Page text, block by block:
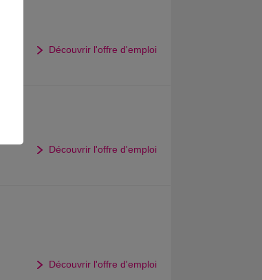
Découvrir l'offre d'emploi
Découvrir l'offre d'emploi
Découvrir l'offre d'emploi